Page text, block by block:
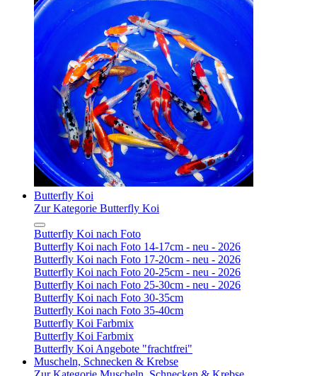
Butterfly Koi
Zur Kategorie Butterfly Koi
Butterfly Koi nach Foto
Butterfly Koi nach Foto 14-17cm - neu - 2026
Butterfly Koi nach Foto 17-20cm - neu - 2026
Butterfly Koi nach Foto 20-25cm - neu - 2026
Butterfly Koi nach Foto 25-30cm - neu - 2026
Butterfly Koi nach Foto 30-35cm
Butterfly Koi nach Foto 35-40cm
Butterfly Koi Farbmix
Butterfly Koi Farbmix
Butterfly Koi Angebote "frachtfrei"
Muscheln, Schnecken & Krebse